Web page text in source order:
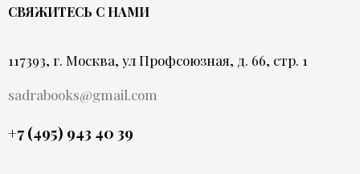
СВЯЖИТЕСЬ С НАМИ
117393, г. Москва, ул Профсоюзная, д. 66, стр. 1
sadrabooks@gmail.com
+7 (495) 943 40 39